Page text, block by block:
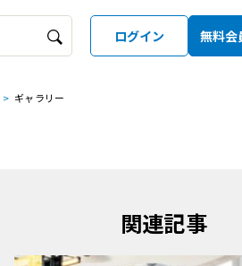
ログイン 無料会
ギャラリー
関連記事